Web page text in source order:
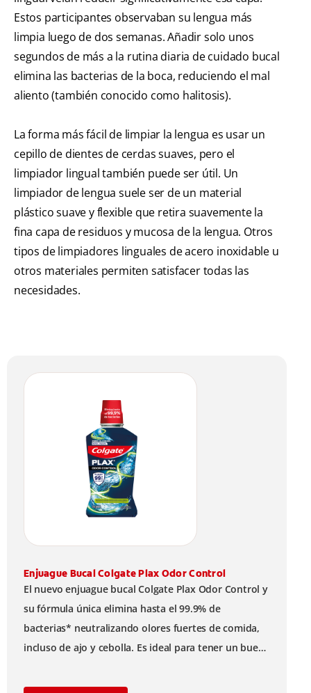
Estos participantes observaban su lengua más
limpia luego de dos semanas. Añadir solo unos
segundos de más a la rutina diaria de cuidado bucal
elimina las bacterias de la boca, reduciendo el mal
aliento (también conocido como halitosis).
La forma más fácil de limpiar la lengua es usar un
cepillo de dientes de cerdas suaves, pero el
limpiador lingual también puede ser útil. Un
limpiador de lengua suele ser de un material
plástico suave y flexible que retira suavemente la
fina capa de residuos y mucosa de la lengua. Otros
tipos de limpiadores linguales de acero inoxidable u
otros materiales permiten satisfacer todas las
necesidades.
Enjuague Bucal Colgate Plax Odor Control
El nuevo enjuague bucal Colgate Plax Odor Control y
su fórmula única elimina hasta el 99.9% de
bacterias* neutralizando olores fuertes de comida,
incluso de ajo y cebolla. Es ideal para tener un buen